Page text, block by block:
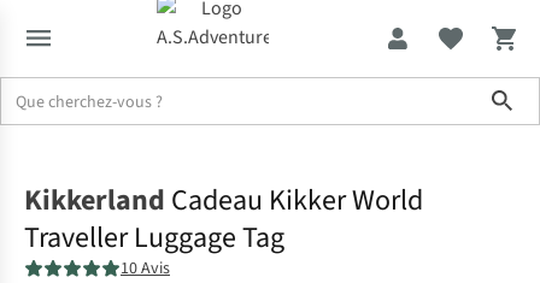
Kikkerland Cadeau Kikker World
Traveller Luggage Tag
10 Avis